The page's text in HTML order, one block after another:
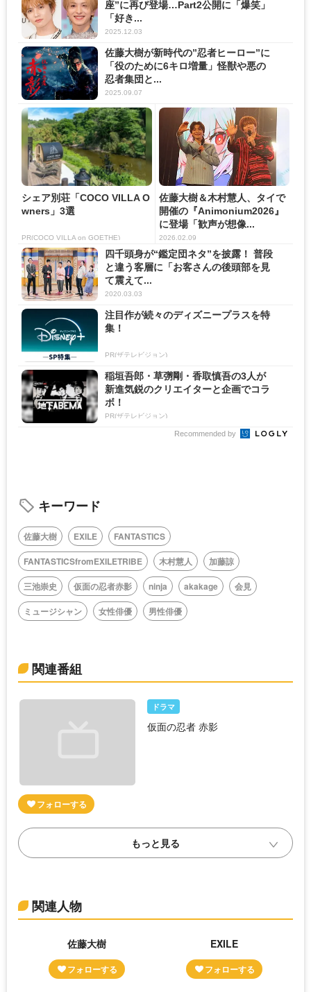
座”に再び登場…Part2公開に「爆笑」
「好き...
2025.12.03
佐藤大樹が新時代の”忍者ヒーロー”に
「役のために6キロ増量」怪獣や悪の
忍者集団と...
2025.09.07
シェア別荘「COCO VILLA O
wners」3選
PR(COCO VILLA on GOETHE)
佐藤大樹＆木村慧人、タイで
開催の『Animonium2026』
に登場「歓声が想像...
2026.02.09
四千頭身が“鑑定団ネタ”を披露！ 普段
と違う客層に「お客さんの後頭部を見
て震えて...
2020.03.03
注目作が続々のディズニープラスを特
集！
PR(ザテレビジョン)
稲垣吾郎・草彅剛・香取慎吾の3人が
新進気鋭のクリエイターと企画でコラ
ボ！
PR(ザテレビジョン)
Recommended by
キーワード
佐藤大樹 EXILE
FANTASTICS
FANTASTICSfromEXILETRIBE
木村慧人
加藤諒
三池崇史
仮面の忍者赤影 ninja akakage
会見
ミュージシャン
女性俳優 男性俳優
関連番組
ドラマ
仮面の忍者 赤影
関連人物
佐藤大樹 EXILE